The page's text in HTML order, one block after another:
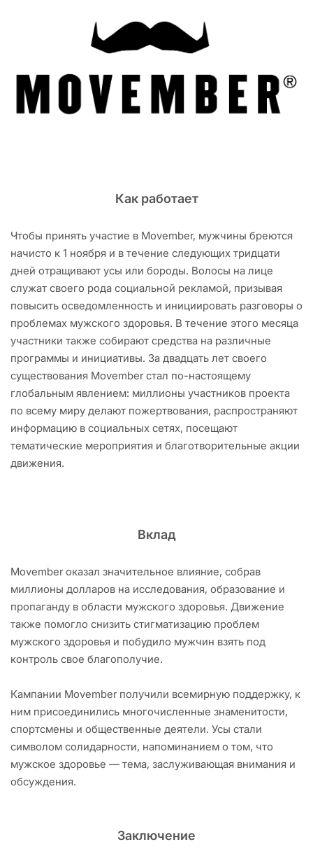
Как работает
Чтобы принять участие в Movember, мужчины бреются
начисто к 1 ноября и в течение следующих тридцати
дней отращивают усы или бороды. Волосы на лице
служат своего рода социальной рекламой, призывая
повысить осведомленность и инициировать разговоры о
проблемах мужского здоровья. В течение этого месяца
участники также собирают средства на различные
программы и инициативы. За двадцать лет своего
существования Movember стал по-настоящему
глобальным явлением: миллионы участников проекта
по всему миру делают пожертвования, распространяют
информацию в социальных сетях, посещают
тематические мероприятия и благотворительные акции
движения.
Вклад
Movember оказал значительное влияние, собрав
миллионы долларов на исследования, образование и
пропаганду в области мужского здоровья. Движение
также помогло снизить стигматизацию проблем
мужского здоровья и побудило мужчин взять под
контроль свое благополучие.
Кампании Movember получили всемирную поддержку, к
ним присоединились многочисленные знаменитости,
спортсмены и общественные деятели. Усы стали
символом солидарности, напоминанием о том, что
мужское здоровье — тема, заслуживающая внимания и
обсуждения.
Заключение